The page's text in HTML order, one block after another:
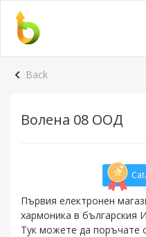
Back
Волена 08 ООД
Първия електронен
хармоника в българския
Тук можете да поръчате